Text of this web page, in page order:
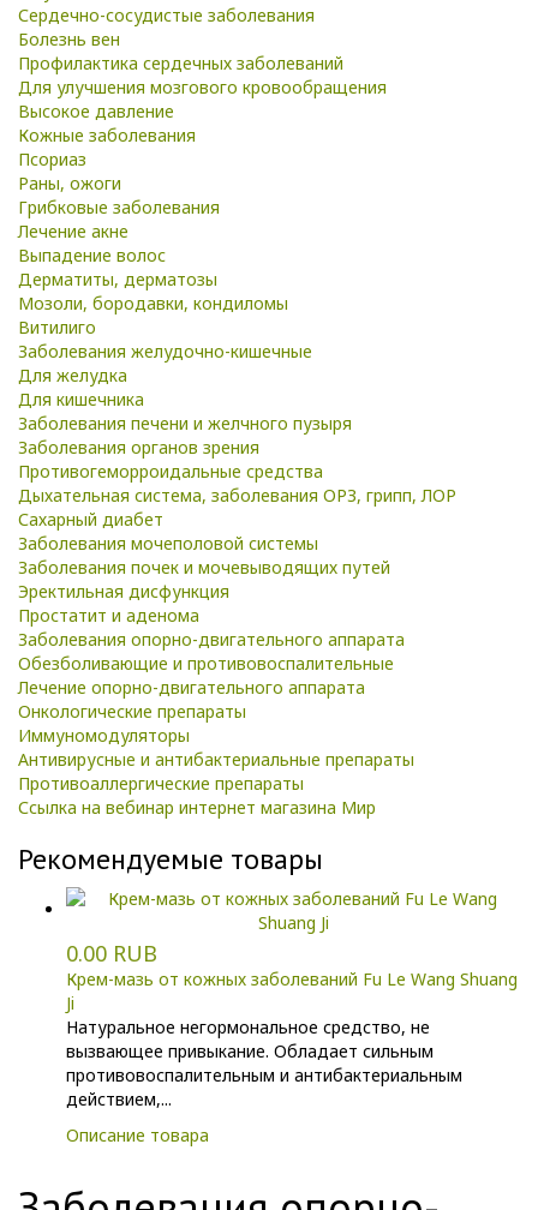
Сердечно-сосудистые заболевания
Болезнь вен
Профилактика сердечных заболеваний
Для улучшения мозгового кровообращения
Высокое давление
Кожные заболевания
Псориаз
Раны, ожоги
Грибковые заболевания
Лечение акне
Выпадение волос
Дерматиты, дерматозы
Мозоли, бородавки, кондиломы
Витилиго
Заболевания желудочно-кишечные
Для желудка
Для кишечника
Заболевания печени и желчного пузыря
Заболевания органов зрения
Противогеморроидальные средства
Дыхательная система, заболевания ОРЗ, грипп, ЛОР
Сахарный диабет
Заболевания мочеполовой системы
Заболевания почек и мочевыводящих путей
Эректильная дисфункция
Простатит и аденома
Заболевания опорно-двигательного аппарата
Обезболивающие и противовоспалительные
Лечение опорно-двигательного аппарата
Онкологические препараты
Иммуномодуляторы
Антивирусные и антибактериальные препараты
Противоаллергические препараты
Ссылка на вебинар интернет магазина Мир
Рекомендуемые товары
0.00 RUB
Крем-мазь от кожных заболеваний Fu Le Wang Shuang
Ji
Натуральное негормональное средство, не
вызвающее привыкание. Обладает сильным
противовоспалительным и антибактериальным
действием,...
Описание товара